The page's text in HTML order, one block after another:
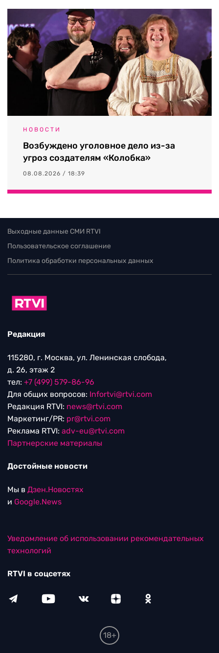
НОВОСТИ
Возбуждено уголовное дело из-за
угроз создателям «Колобка»
08.08.2026 / 18:39
Выходные данные СМИ RTVI
Пользовательское соглашение
Политика обработки персональных данных
Редакция
115280, г. Москва, ул. Ленинская слобода,
д. 26, этаж 2
тел: +7 (499) 579-86-96
Для общих вопросов: Infortvi@rtvi.com
Редакция RTVI: news@rtvi.com
Маркетинг/PR: pr@rtvi.com
Реклама RTVI: adv-eu@rtvi.com
Партнерские материалы
Достойные новости
Мы в Дзен.Новостях
и Google.News
Уведомление об использовании рекомендательных
технологий
RTVI в соцсетях
18+